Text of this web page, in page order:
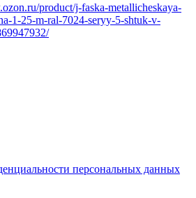
product/j-faska-metallicheskaya-
1-25-m-ral-7024-seryy-5-shtuk-v-
персональных данных